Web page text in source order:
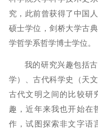
究，此前曾获得了 中国
硕士学位，剑桥大学古
学哲学系哲学博士学位。
我的研究兴趣包括
学）、古代科学史（天
古代文明之间的比较研
趣，近年来我也开始在
作，试图探索非文字语